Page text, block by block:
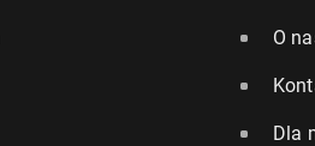
O
Dla